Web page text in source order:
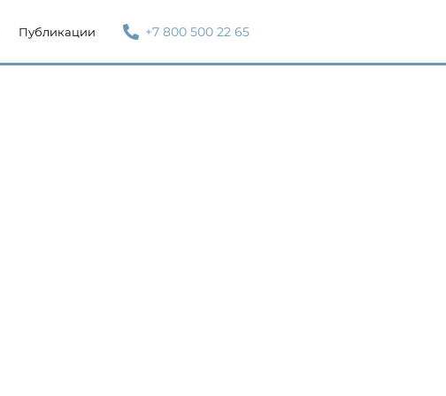
Публикации +7 800 500 22 65